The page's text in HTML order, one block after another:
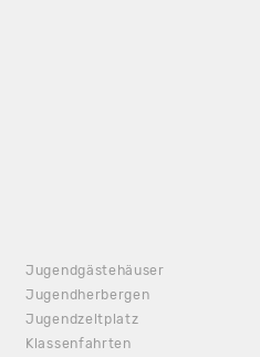
Jugendgästehäuser
Jugendherbergen
Jugendzeltplatz
Klassenfahrten